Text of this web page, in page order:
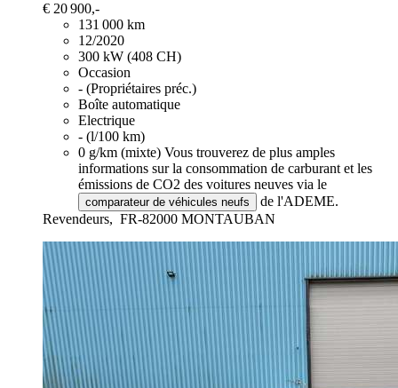
€ 20 900,-
131 000 km
12/2020
300 kW (408 CH)
Occasion
- (Propriétaires préc.)
Boîte automatique
Electrique
- (l/100 km)
0 g/km (mixte) Vous trouverez de plus amples
informations sur la consommation de carburant et les
émissions de CO2 des voitures neuves via le
comparateur de véhicules neufs
de l'ADEME.
Revendeurs, FR-82000 MONTAUBAN